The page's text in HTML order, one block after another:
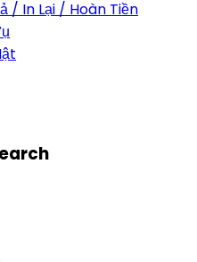
/ In Lại / Hoàn Tiền